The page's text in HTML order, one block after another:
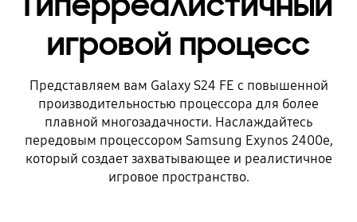
игровой процесс
Представляем вам Galaxy S24 FE с повышенной
производительностью процессора для более
плавной многозадачности. Наслаждайтесь
передовым процессором Samsung Exynos 2400e,
который создает захватывающее и реалистичное
игровое пространство.